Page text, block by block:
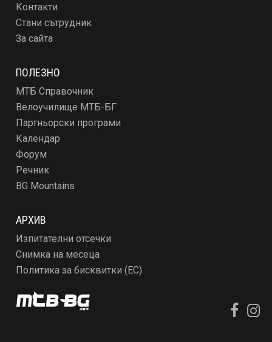
Контакти
Стани сътрудник
За сайта
ПОЛЕЗНО
МТБ Справочник
Велоучилище МТБ-БГ
Партньорски програми
Календар
Форум
Речник
BG Mountains
АРХИВ
Изпитателни отсечки
Снимка на месеца
Политика за бисквитки (ЕС)